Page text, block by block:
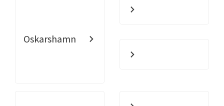
Oskarshamn